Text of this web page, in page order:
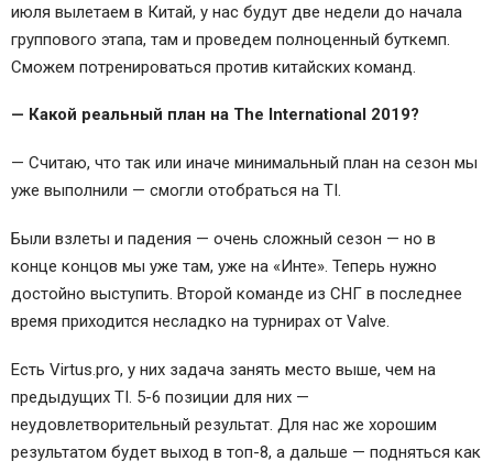
июля вылетаем в Китай, у нас будут две недели до начала
группового этапа, там и проведем полноценный буткемп.
Сможем потренироваться против китайских команд.
— Какой реальный план на The International 2019?
— Считаю, что так или иначе минимальный план на сезон мы
уже выполнили — смогли отобраться на TI.
Были взлеты и падения — очень сложный сезон — но в
конце концов мы уже там, уже на «Инте». Теперь нужно
достойно выступить. Второй команде из СНГ в последнее
время приходится несладко на турнирах от Valve.
Есть Virtus.pro, у них задача занять место выше, чем на
предыдущих TI. 5-6 позиции для них —
неудовлетворительный результат. Для нас же хорошим
результатом будет выход в топ-8, а дальше — подняться как